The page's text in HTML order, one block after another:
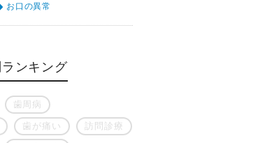
お口の異常
ンキング
歯周病
歯が痛い 訪問診療